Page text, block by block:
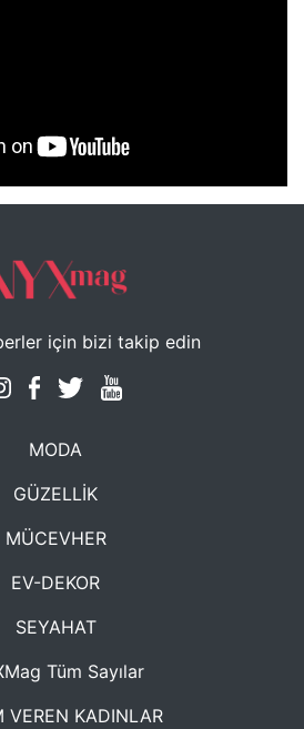
Etkinliği
için bizi takip edin
MODA
GÜZELLİK
MÜCEVHER
EV-DEKOR
SEYAHAT
Tüm Sayılar
VEREN KADINLAR